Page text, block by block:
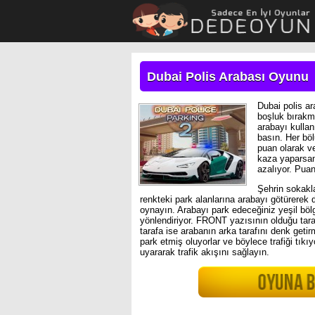
Dubai Polis Arabası Oyunu
Dubai polis
boşluk
arabayı
basın. Her
puan olarak
kaza
azalıyor.
Şehrin
renkteki park alanlarına arabayı
oynayın. Arabayı park edeceğiniz yeşil
yönlendiriyor. FRONT yazısının olduğu
tarafa ise arabanın arka tarafını denk
park etmiş oluyorlar ve böylece trafiği
uyararak trafik akışını sağlayın.